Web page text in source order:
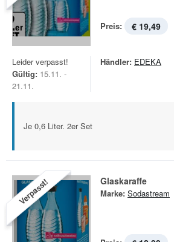
Preis: € 19,49
Leider verpasst!
Gültig: 15.11. -
21.11.
Händler: EDEKA
Je 0,6 Liter. 2er Set
Verpasst! Glaskaraffe
Marke: Sodastream